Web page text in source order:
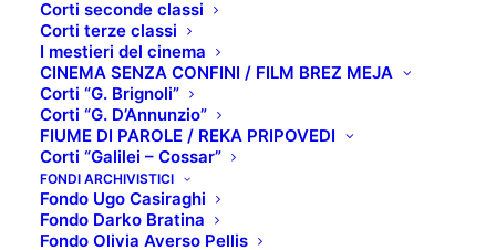
Corti seconde classi
Corti terze classi
I mestieri del cinema
CINEMA SENZA CONFINI / FILM BREZ MEJA
Corti “G. Brignoli”
Corti “G. D’Annunzio”
FIUME DI PAROLE / REKA PRIPOVEDI
Corti “Galilei – Cossar”
FONDI ARCHIVISTICI
Fondo Ugo Casiraghi
Fondo Darko Bratina
Fondo Olivia Averso Pellis
Cronache dal tempo
sospeso. Crisi,